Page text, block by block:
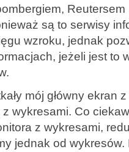
Reutersem
są to serwisy
wzroku, jednak
jeżeli jest to
mój główny ekran
wykresami. Co
z wykresami,
jednak od